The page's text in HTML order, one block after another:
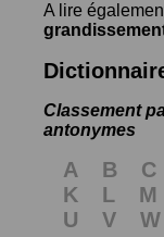
A lire
Classement
antonymes
A B C
K
L M
U
V W